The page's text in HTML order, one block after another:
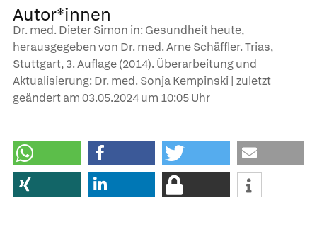
Autor*innen
Dr. med. Dieter Simon in: Gesundheit heute,
herausgegeben von Dr. med. Arne Schäffler. Trias,
Stuttgart, 3. Auflage (2014). Überarbeitung und
Aktualisierung: Dr. med. Sonja Kempinski | zuletzt
geändert am03.05.2024um 10:05 Uhr